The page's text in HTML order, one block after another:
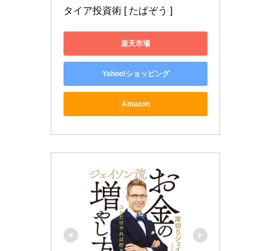
タイア投資術 [ たぱぞう ]
楽天市場
Yahoo!ショッピング
Amazon